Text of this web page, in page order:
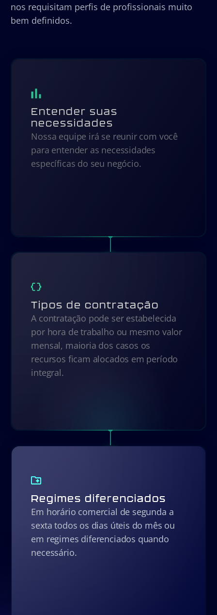
nos requisitam perfis de profissionais muito
bem definidos.
Entender suas
necessidades
Nossa equipe irá se reunir com você
para entender as necessidades
específicas do seu negócio.
Tipos de contratação
A contratação pode ser estabelecida
por hora de trabalho ou mesmo valor
mensal, maioria dos casos os
recursos ficam alocados em período
integral.
Regimes diferenciados
Em horário comercial de segunda a
sexta todos os dias úteis do mês ou
em regimes diferenciados quando
necessário.